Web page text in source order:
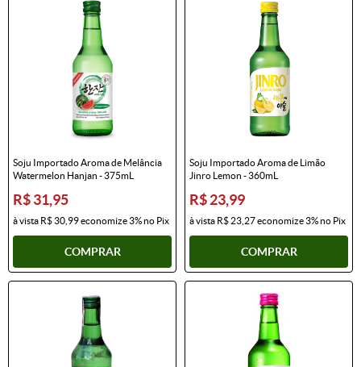
Soju Importado Aroma de Melância
Watermelon Hanjan - 375mL
R$ 31,95
à vista R$ 30,99economize3%no Pix
COMPRAR
Soju Importado Aroma de Limão
Jinro Lemon - 360mL
R$ 23,99
à vista R$ 23,27economize3%no Pix
COMPRAR